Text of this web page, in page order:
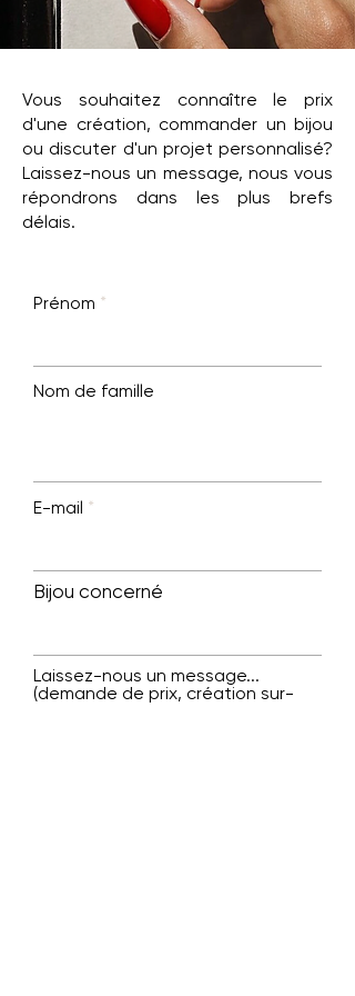
Vous souhaitez connaître le prix
d'une création, commander un bijou
ou discuter d'un projet personnalisé?
Laissez-nous un message, nous vous
répondrons dans les plus brefs
délais.
Prénom
Nom de famille
E-mail
Bijou concerné
Laissez-nous un message...
(demande de prix, création sur-